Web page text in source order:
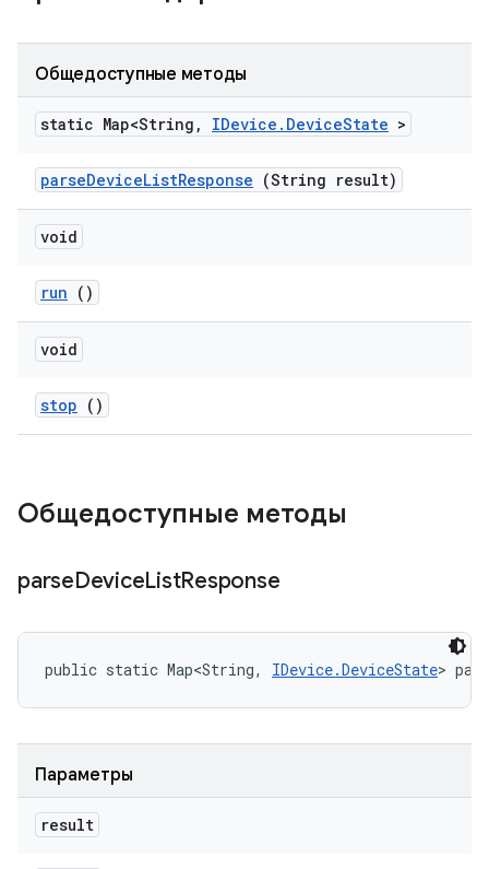
Общедоступные методы
static Map<String , IDevice . DeviceState >
parseDeviceListResponse (String result)
void
run ()
void
stop ()
Общедоступные методы
parseDeviceListResponse
public static Map<String, IDevice.DeviceState>
Параметры
result